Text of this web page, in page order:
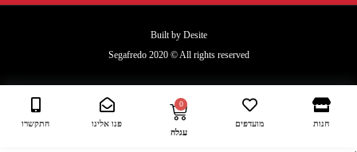
Built by Desite
Segafredo 2020 © All rights reserved
חנות מועדפים
0 עגלת
עגלה
פנו אלינו התקשרו